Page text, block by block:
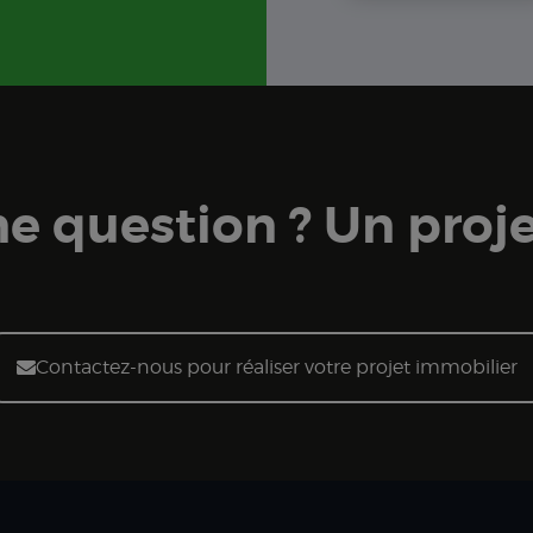
question ? Un
Contactez-nous pour réaliser votre projet immobilier